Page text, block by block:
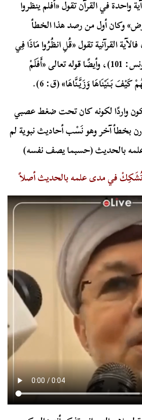
واحدة في القرآن تقول «أفلم ينظروا
وكان أول من رصد هذا الخطأ
القرآنية تقول «قُلِ انظُرُوا مَاذَا فِي
السَّمَاوَاتِ وَالْأَرْضِ» (يونس: 101)، وأيضًا قوله تعالى «أَفَلَمْ
كَيْفَ بَنَيْنَاهَا وَزَيَّنَّاهَا» (ق: 6).
واردًا لكونه كان تحت ضغط عصبي
بخطأ آخر وهو نَسْب أحاديث نبوية لم
بالحديث (حسبما يصف نفسه)
تُشَكِكْ في مدى علمه بالحديث أصلاً